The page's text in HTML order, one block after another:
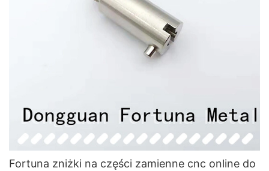
Fortuna zniżki na części zamienne cnc online do